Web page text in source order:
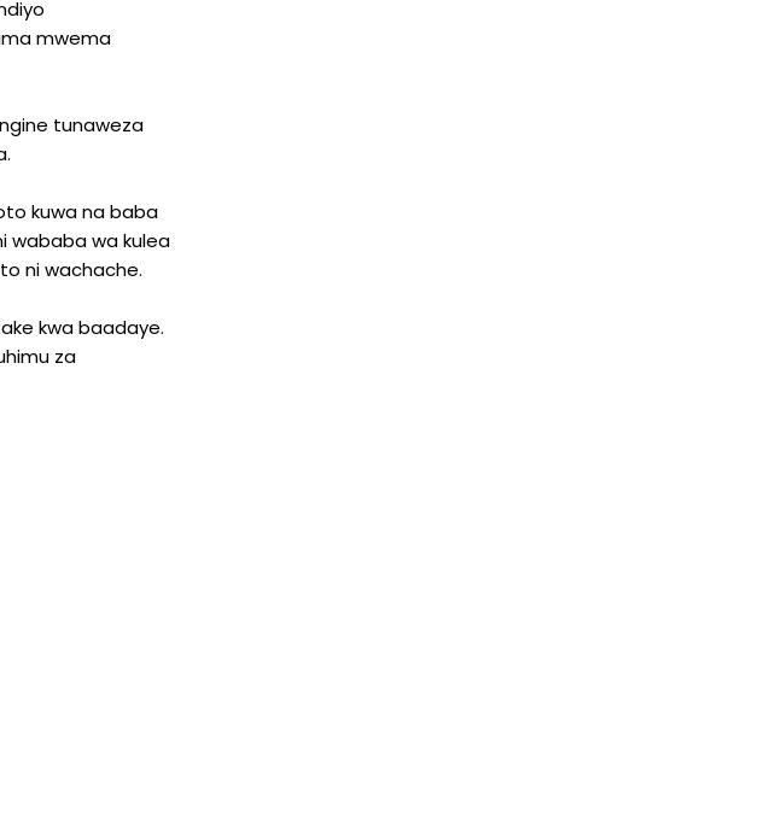
mwema
tunaweza
kuwa na baba
wababa wa kulea
ni wachache.
kwa baadaye.
za